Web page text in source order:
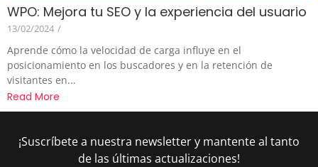
WPO: Mejora tu SEO y la experiencia del usuario
13/02/2024 /
Aprende cómo la velocidad de carga influye en el
posicionamiento en los buscadores y en la retención de
visitantes en...
Read More
¡Suscríbete a nuestra newsletter y mantente al tanto
de las últimas actualizaciones!